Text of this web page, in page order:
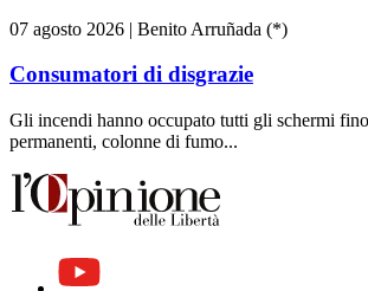
07 agosto 2026 | Benito Arruñada (*)
Consumatori di disgrazie
Gli incendi hanno occupato tutti gli schermi
permanenti, colonne di fumo...